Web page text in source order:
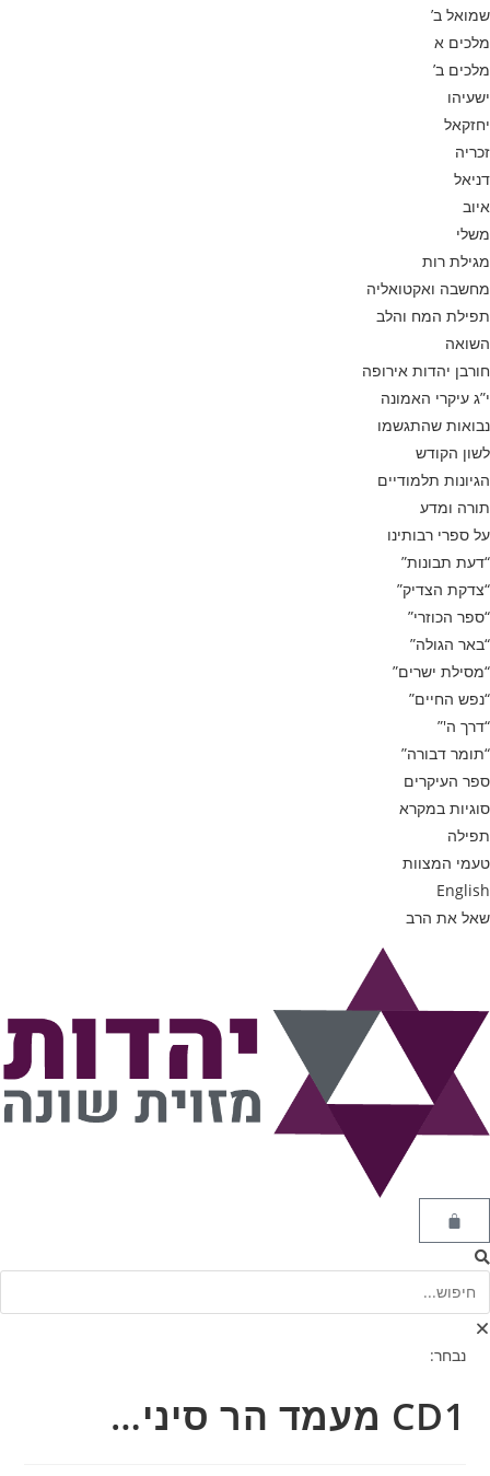
שמואל ב’
מלכים א
מלכים ב’
ישעיהו
יחזקאל
זכריה
דניאל
איוב
משלי
מגילת רות
מחשבה ואקטואליה
תפילת המח והלב
השואה
חורבן יהדות אירופה
י”ג עיקרי האמונה
נבואות שהתגשמו
לשון הקודש
הגיונות תלמודיים
תורה ומדע
על ספרי רבותינו
“דעת תבונות”
“צדקת הצדיק”
“ספר הכוזרי”
“באר הגולה”
“מסילת ישרים”
“נפש החיים”
“דרך ה'”
“תומר דבורה”
ספר העיקרים
סוגיות במקרא
תפילה
טעמי המצוות
English
שאל את הרב
נבחר:
CD1 מעמד הר סיני…